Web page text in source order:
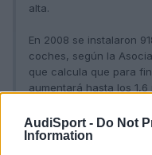
AudiSport - Do Not
Information
alta.
En 2008 se instalaron
coches, según la
que calcula que para
aumentará hasta los 1,6
"Estamos intentando
hacerlo más seguro",